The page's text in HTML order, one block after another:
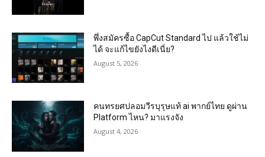
พึ่งสมัครซื้อ CapCut Standard ไป แล้วใช้ไม่
ได้ จะแก้ไขยังไงดีเนี่ย?
August 5, 2026
คนทรยศปลอมวีรบุรุษแท้ ai พากย์ไทย ดูผ่าน
Platform ไหน? มาแรงจัง
August 4, 2026